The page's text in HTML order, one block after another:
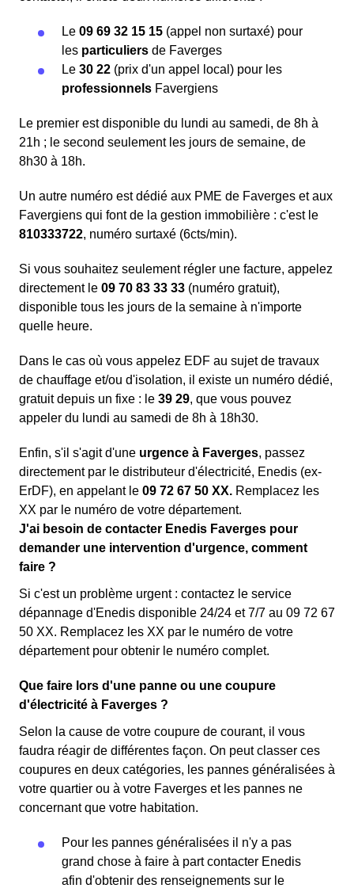
Le 09 69 32 15 15 (appel non surtaxé) pour
les particuliers de Faverges
Le 30 22 (prix d'un appel local) pour les
professionnels Favergiens
Le premier est disponible du lundi au samedi, de 8h à
21h ; le second seulement les jours de semaine, de
8h30 à 18h.
Un autre numéro est dédié aux PME de Faverges et aux
Favergiens qui font de la gestion immobilière : c'est le
810333722, numéro surtaxé (6cts/min).
Si vous souhaitez seulement régler une facture, appelez
directement le 09 70 83 33 33 (numéro gratuit),
disponible tous les jours de la semaine à n'importe
quelle heure.
Dans le cas où vous appelez EDF au sujet de travaux
de chauffage et/ou d'isolation, il existe un numéro dédié,
gratuit depuis un fixe : le 39 29, que vous pouvez
appeler du lundi au samedi de 8h à 18h30.
Enfin, s'il s'agit d'une urgence à Faverges, passez
directement par le distributeur d'électricité, Enedis (ex-
ErDF), en appelant le 09 72 67 50 XX. Remplacez les
XX par le numéro de votre département.
J'ai besoin de contacter Enedis Faverges pour
demander une intervention d'urgence, comment
faire ?
Si c'est un problème urgent : contactez le service
dépannage d'Enedis disponible 24/24 et 7/7 au 09 72 67
50 XX. Remplacez les XX par le numéro de votre
département pour obtenir le numéro complet.
Que faire lors d'une panne ou une coupure
d'électricité à Faverges ?
Selon la cause de votre coupure de courant, il vous
faudra réagir de différentes façon. On peut classer ces
coupures en deux catégories, les pannes généralisées à
votre quartier ou à votre Faverges et les pannes ne
concernant que votre habitation.
Pour les pannes généralisées il n'y a pas
grand chose à faire à part contacter Enedis
afin d'obtenir des renseignements sur le